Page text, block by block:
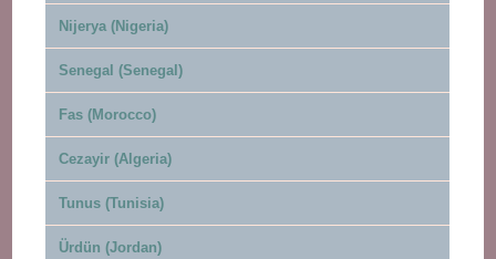
Nijerya (Nigeria)
Senegal (Senegal)
Fas (Morocco)
Cezayir (Algeria)
Tunus (Tunisia)
Ürdün (Jordan)